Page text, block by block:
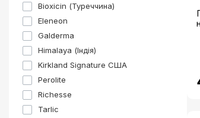
Bioxicin (Туреччина)
Eleneon
Galderma
Himalaya (Індія)
Kirkland Signature США
Perolite
Richesse
Tarlic